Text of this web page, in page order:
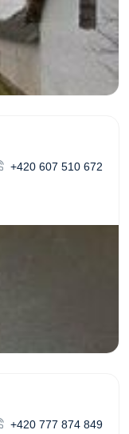
+420 607 510 672
+420 777 874 849